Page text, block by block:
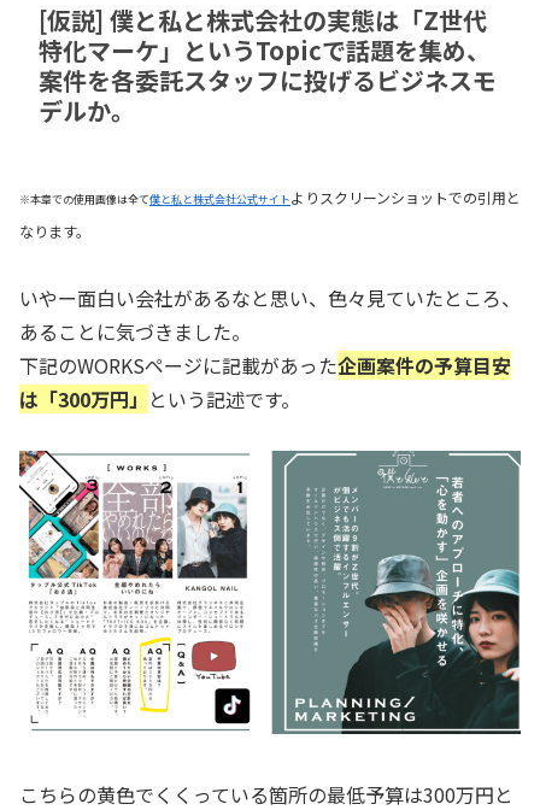
[仮説] 僕と私と株式会社の実態は「Z世代
特化マーケ」というTopicで話題を集め、
案件を各委託スタッフに投げるビジネスモ
デルか。
※本章での使用画像は全て僕と私と株式会社公式サイトよりスクリーンショットでの引用と
なります。
いやー面白い会社があるなと思い、色々見ていたところ、
あることに気づきました。
下記のWORKSページに記載があった企画案件の予算目安
は「300万円」 という記述です。
こちらの黄色でくくっている箇所の最低予算は300万円と